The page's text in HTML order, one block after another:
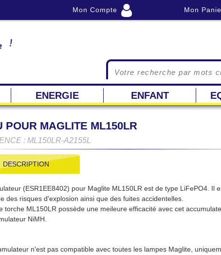
Mon Compte Mon
!
ENERGIE ENFANT
POUR MAGLITE ML150LR
: ML150LR-A2155L
DESCRIPTION
(ESR1EE8402) pour Maglite ML150LR est de type LiFePO4. Il
des risques d'explosion ainsi que des fuites accidentelles.
torche ML150LR possède une meileure efficacité avec cet
NiMH.
n'est pas compatible avec toutes les lampes Maglite,